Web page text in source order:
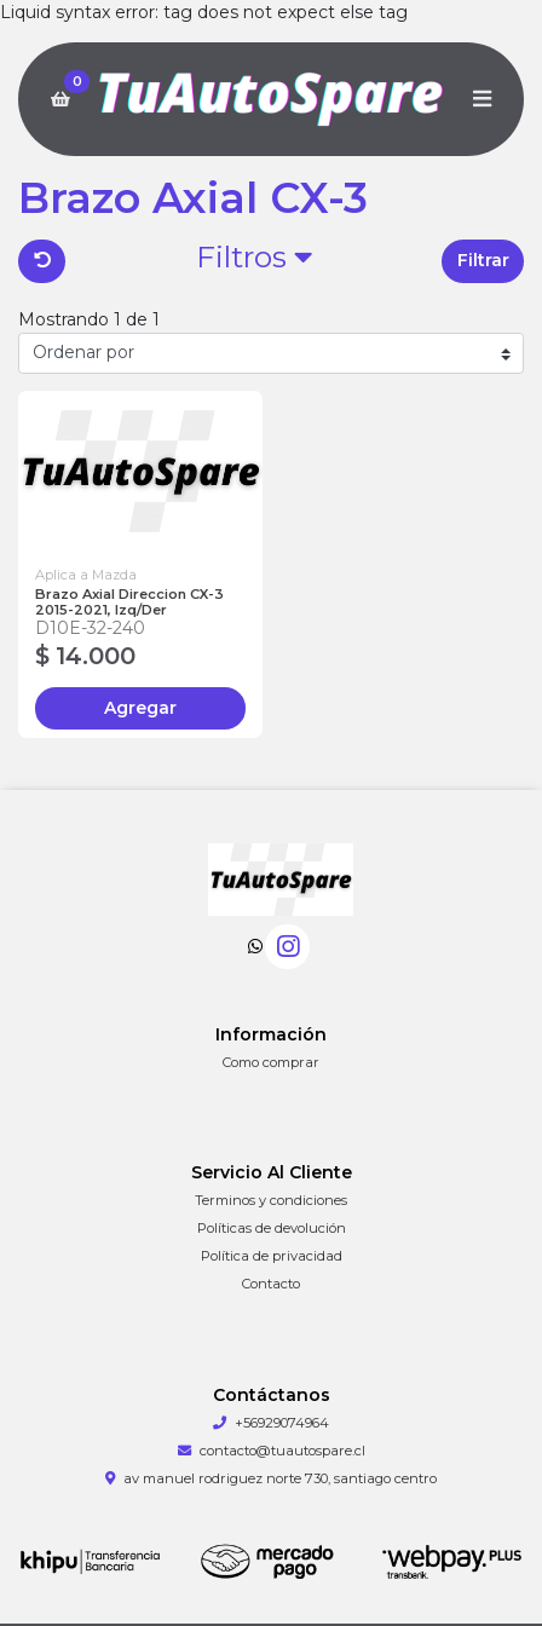
Liquid syntax error: tag does not expect else tag
0
Brazo Axial CX-3
Filtros Filtrar
Mostrando 1 de 1
Aplica a Mazda
Brazo Axial Direccion CX-3
2015-2021, Izq/Der
D10E-32-240
$ 14.000
Agregar
Información
Como comprar
Servicio Al Cliente
Terminos y condiciones
Políticas de devolución
Política de privacidad
Contacto
Contáctanos
+56929074964
contacto@tuautospare.cl
av manuel rodriguez norte 730, santiago centro